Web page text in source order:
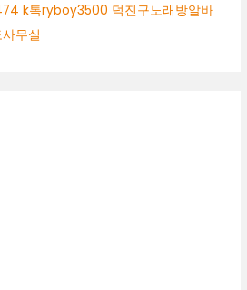
k톡ryboy3500 덕진구노래방알바
무실